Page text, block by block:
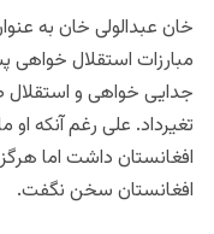
خان عبدالولی خان به
مبارزات استقلال خواهی
جدایی خواهی و استقلال
تغیرداد. علی رغم آنکه
افغانستان داشت اما
افغانستان سخن نگفت.